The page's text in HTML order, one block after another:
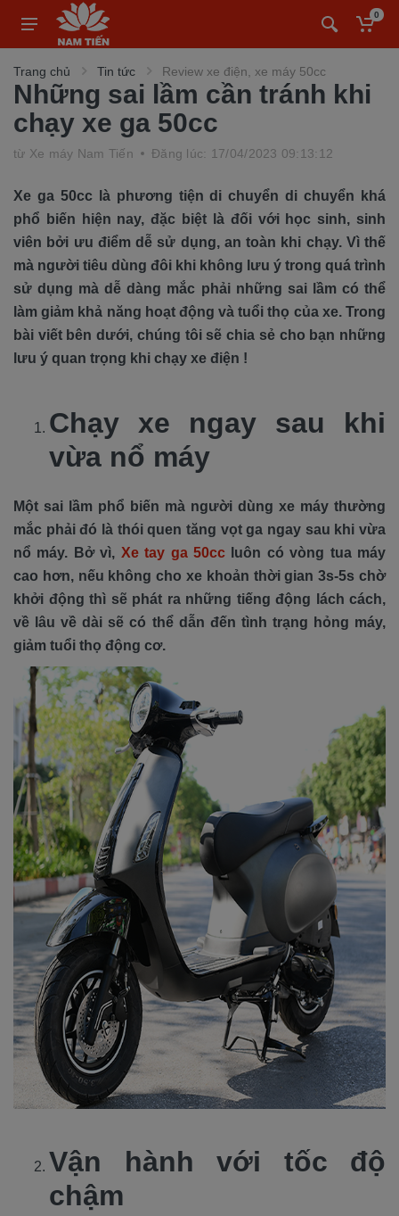
0
Trang chủ Tin tức Review xe điện, xe máy 50cc
Những sai lầm cần tránh khi
chạy xe ga 50cc
từ Xe máy Nam Tiến Đăng lúc: 17/04/2023 09:13:12
Xe ga 50cc là phương tiện di chuyển di chuyển khá
phổ biến hiện nay, đặc biệt là đối với học sinh, sinh
viên bởi ưu điểm dễ sử dụng, an toàn khi chạy. Vì thế
mà người tiêu dùng đôi khi không lưu ý trong quá trình
sử dụng mà dễ dàng mắc phải những sai lầm có thể
làm giảm khả năng hoạt động và tuổi thọ của xe. Trong
bài viết bên dưới, chúng tôi sẽ chia sẻ cho bạn những
lưu ý quan trọng khi chạy xe điện !
Chạy xe ngay sau khi
vừa nổ máy
Một sai lầm phổ biến mà người dùng xe máy thường
mắc phải đó là thói quen tăng vọt ga ngay sau khi vừa
nổ máy. Bở vì, Xe tay ga 50ccluôn có vòng tua máy
cao hơn, nếu không cho xe khoản thời gian 3s-5s chờ
khởi động thì sẽ phát ra những tiếng động lách cách,
về lâu về dài sẽ có thể dẫn đến tình trạng hỏng máy,
giảm tuổi thọ động cơ.
Vận hành với tốc độ
chậm